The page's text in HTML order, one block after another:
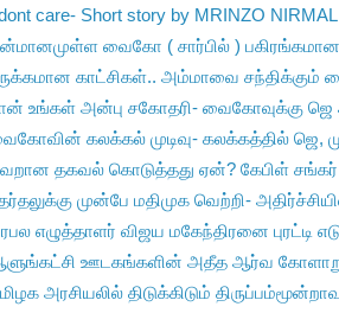
dont care- Short story by MRINZO NIRMAL
வைகோ ( சார்பில் ) பகிரங்கமான
காட்சிகள்.. அம்மாவை சந்திக்கும்
உங்கள் அன்பு சகோதரி- வைகோவுக்கு ஜெ
கலக்கல் முடிவு- கலக்கத்தில் ஜெ,
தகவல் கொடுத்தது ஏன்? கேபிள்
முன்பே மதிமுக வெற்றி-
எழுத்தாளர் விஜய மகேந்திரனை புரட்டி
ஊடகங்களின் அதீத ஆர்வ கோளாறு
அரசியலில் திடுக்கிடும்